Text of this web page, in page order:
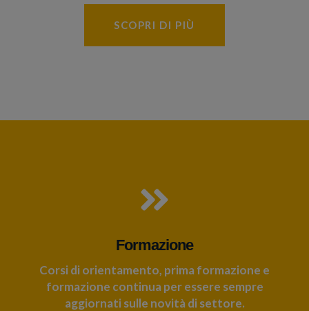
SCOPRI DI PIÙ
Formazione
Corsi di orientamento, prima formazione e
formazione continua per essere sempre
aggiornati sulle novità di settore.